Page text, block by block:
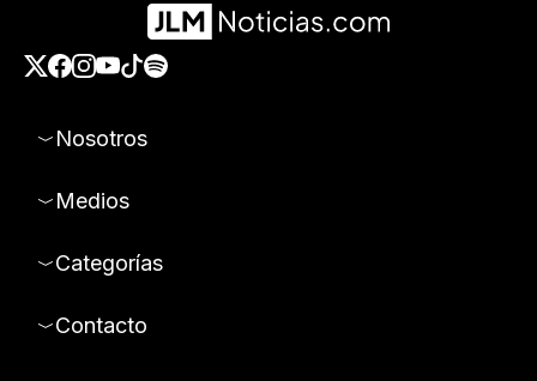
Nosotros
Medios
Categorías
Contacto